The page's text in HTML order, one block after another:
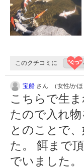
このクチコミに
宝船 さん （女性/かほ
こちらで生
たので入れ
とのことで
た。 餌まで
でいました